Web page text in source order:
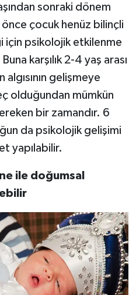
sonraki dönem
çocuk henüz bilinçli
için psikolojik etkilenme
karşılık 2-4 yaş arası
gelişmeye
olduğundan mümkün
bir zamandır. 6
da psikolojik gelişimi
yapılabilir.
ile doğumsal